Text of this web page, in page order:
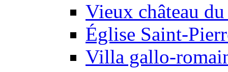
Vieux château
Église Saint-
Villa gallo-